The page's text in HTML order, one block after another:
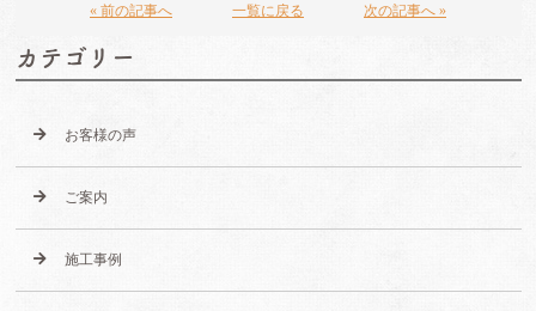
« 前の記事へ 一覧に戻る 次の記事へ »
カテゴリー
お客様の声
ご案内
施工事例